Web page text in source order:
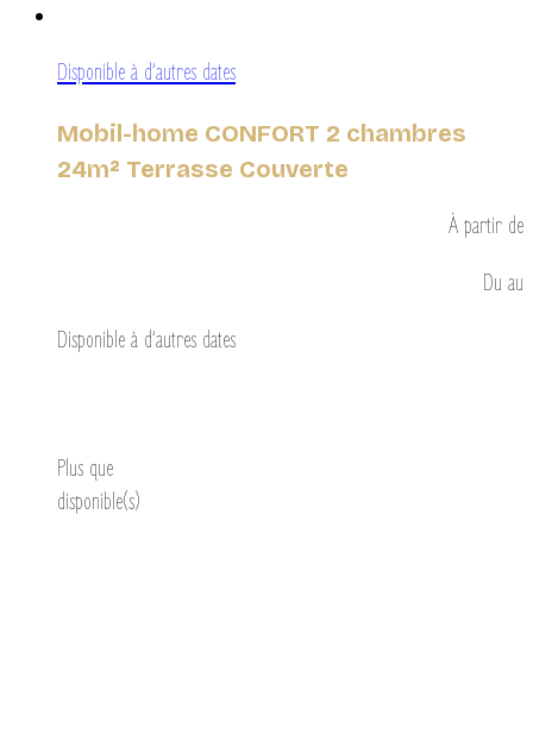
Disponible à d’autres dates
Mobil-home CONFORT 2 chambres
24m² Terrasse Couverte
À partir de
Du au
Disponible à d’autres dates
Plus que
disponible(s)